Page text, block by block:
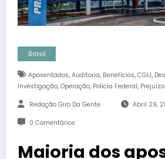
Brasil
Aposentados, Auditoria, Benefícios, CGU,
Investigação, Operação, Polícia Federal, Prejuízo
Redação Giro Da Gente Abril 29,
0 Comentários
Maioria dos